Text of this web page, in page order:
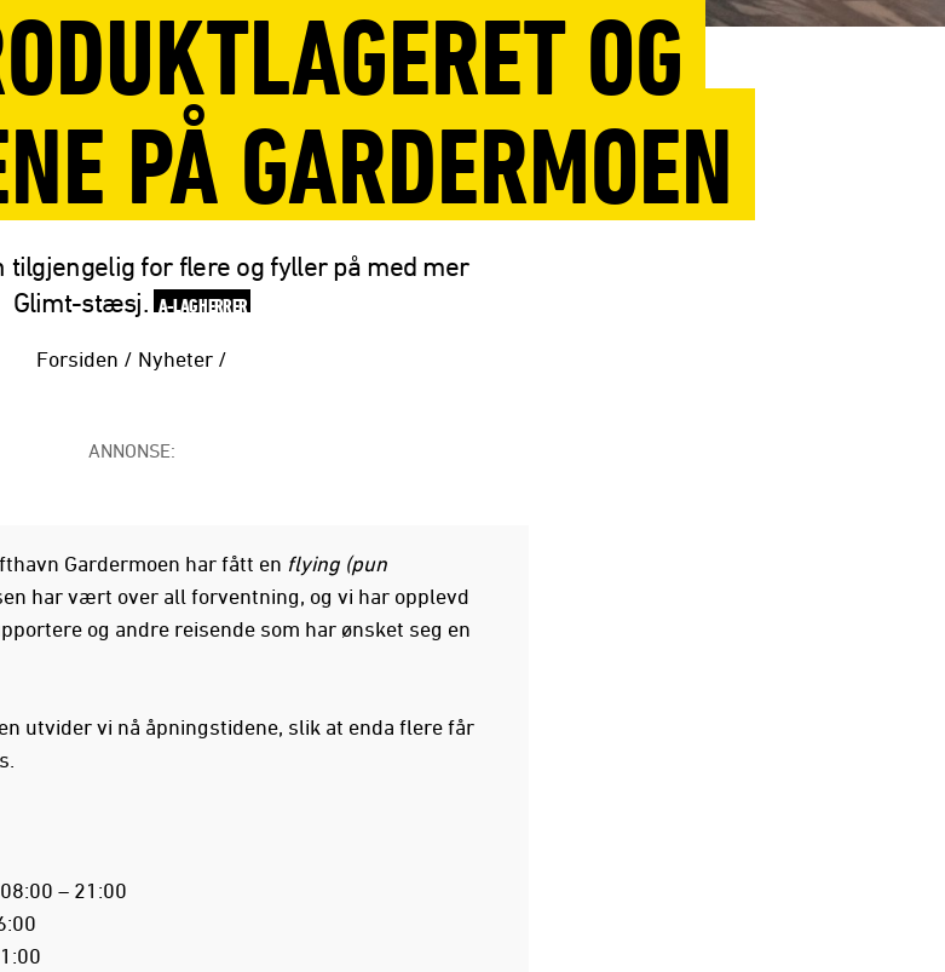
OG
PÅ GARDERMOEN
tilgjengelig for flere og fyller på med mer
Glimt-stæsj. A-LAG HERRER
Forsiden / Nyheter /
ANNONSE:
Gardermoen har fått en flying (pun
har vært over all forventning, og vi har opplevd
og andre reisende som har ønsket seg en
utvider vi nå åpningstidene, slik at enda flere får
– 21:00